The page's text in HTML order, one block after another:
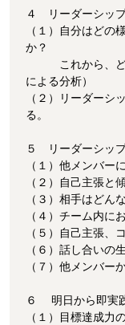
４ リーダーシップ
（１）自分はどの
か？
これから、どん
による分析）
（２）リーダーシ
る。
５ リーダーシップ
（１）他メンバー
（２）自己主張と
（３）相手はどん
（４）チーム内に
（５）自己主張、
（６）話し合いの
（７）他メンバー
６ 明日から即実
（１）目標達成力